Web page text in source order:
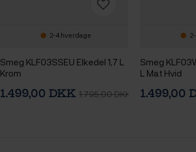
2-4 hverdage
Smeg KLF03SSEU Elkedel 1,7 L
Krom
1.499,00 DKK 1.795,00 DKK
Smeg
L Mat Hvid
1.499,00